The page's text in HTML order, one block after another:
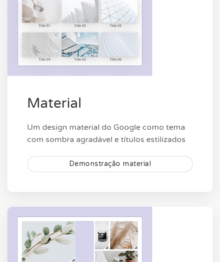
Material
Um design material do Google como tema
com sombra agradável e títulos estilizados
Demonstração material